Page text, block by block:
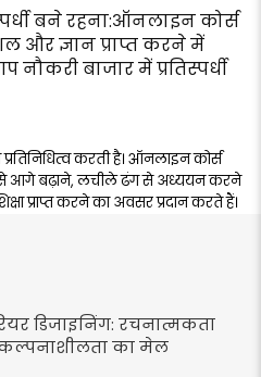
बने रहना:ऑनलाइन कोर्स
ज्ञान प्राप्त करने में
बाजार में प्रतिस्पर्धी
करती है। ऑनलाइन कोर्स
से आगे बढ़ाने, लचीले ढंग से अध्ययन करने
प्राप्त करने का अवसर प्रदान करते हैं।
डिजाइनिंग: रचनात्मकता
का मेल